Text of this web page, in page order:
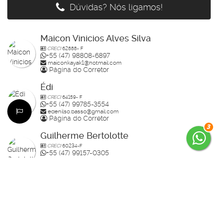
3
Av. Carlos Drummond de Andrade n°164-2
Dúvidas? Nós ligamos!
Maicon Vinicios Alves Silva
CRECI62888- F
+55 (47) 98808-6897
maiconkayak1@hotmail.com
Página do Corretor
Édi
CRECI64159- F
+55 (47) 99785-3554
edenilso.basso@gmail.com
Página do Corretor
Guilherme Bertolotte
CRECI60234-F
+55 (47) 99157-0305